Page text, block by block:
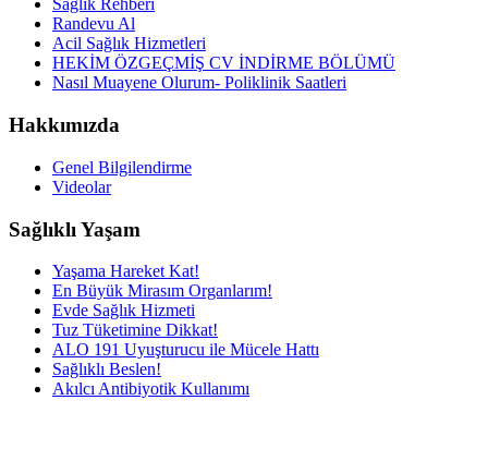
Sağlık Rehberi
Randevu Al
Acil Sağlık Hizmetleri
HEKİM ÖZGEÇMİŞ CV İNDİRME BÖLÜMÜ
Nasıl Muayene Olurum- Poliklinik Saatleri
Hakkımızda
Genel Bilgilendirme
Videolar
Sağlıklı Yaşam
Yaşama Hareket Kat!
En Büyük Mirasım Organlarım!
Evde Sağlık Hizmeti
Tuz Tüketimine Dikkat!
ALO 191 Uyuşturucu ile Mücele Hattı
Sağlıklı Beslen!
Akılcı Antibiyotik Kullanımı